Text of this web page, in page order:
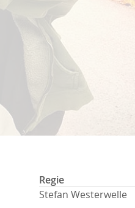
Regie
Stefan Westerwelle